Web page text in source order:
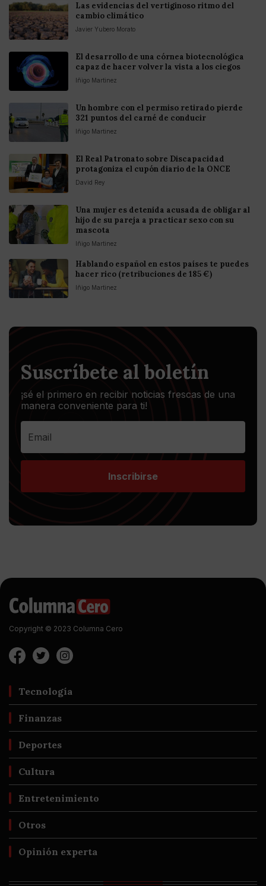
Las evidencias del vertiginoso ritmo del
cambio climático
Javier Yubero Morato
El desarrollo de una córnea biotecnológica
capaz de hacer volver la vista a los ciegos
Iñigo Martinez
Un hombre con el permiso retirado pierde
321 puntos del carné de conducir
Iñigo Martinez
El Real Patronato sobre Discapacidad
protagoniza el cupón diario de la ONCE
David Rey
Una mujer es detenida acusada de obligar al
hijo de su pareja a practicar sexo con su
mascota
Iñigo Martinez
Hablando español en estos países te puedes
hacer rico (retribuciones de 185 €)
Iñigo Martinez
Suscríbete al boletín
¡sé el primero en recibir noticias frescas de una
manera conveniente para ti!
Inscribirse
Copyright © 2023 Columna Cero
Tecnología
Finanzas
Deportes
Cultura
Entretenimiento
Otros
Opinión experta